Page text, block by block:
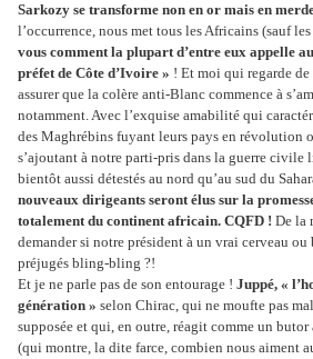
Sarkozy se transforme non en or mais en
l’occurrence, nous met tous les Africains (sauf
vous comment la plupart d’entre eux appelle
préfet de Côte d’Ivoire » ! Et moi qui regarde
assurer que la colère anti-Blanc commence à
notamment. Avec l’exquise amabilité qui
des Maghrébins fuyant leurs pays en révolution
s’ajoutant à notre parti-pris dans la guerre civile
bientôt aussi détestés au nord qu’au sud du
nouveaux dirigeants seront élus sur la
totalement du continent africain. CQFD ! De la
demander si notre président à un vrai cerveau
préjugés bling-bling ?!
Et je ne parle pas de son entourage ! Juppé, «
génération » selon Chirac, qui ne moufte pas
supposée et qui, en outre, réagit comme un
(qui montre, la dite farce, combien nous aiment